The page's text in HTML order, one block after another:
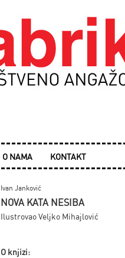
O NAMA KONTAKT
Ivan Janković
NOVA KATA NESIBA
Ilustrovao Veljko Mihajlović
O knjizi: